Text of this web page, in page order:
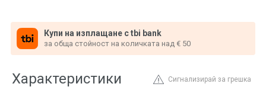
Купи на изплащане с tbi bank
за обща стойност на количката над € 50
Сигнализирай за грешка
Характеристики